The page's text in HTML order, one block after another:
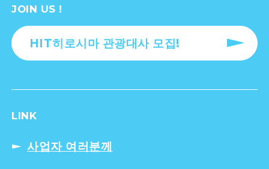
JOIN US !
HIT히로시마 관광대사 모집!
LINK
사업자 여러분께